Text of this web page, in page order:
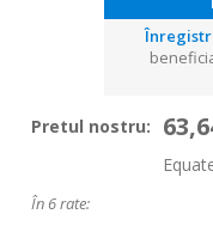
Pretul nostru:
În 6 rate: